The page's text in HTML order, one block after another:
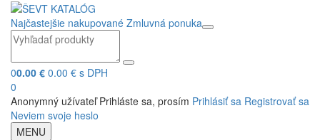
Najčastejšie nakupované Zmluvná ponuka
00.00 € 0.00 € s DPH
0
Anonymný užívateľ Prihláste sa, prosím Prihlásiť sa Registrovať sa
Neviem svoje heslo
MENU